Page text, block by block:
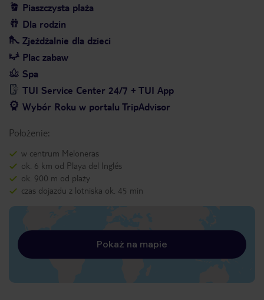
Piaszczysta plaża
Dla rodzin
Zjeżdżalnie dla dzieci
Plac zabaw
Spa
TUI Service Center 24/7 + TUI App
Wybór Roku w portalu TripAdvisor
Położenie:
w centrum Meloneras
ok. 6 km od Playa del Inglés
ok. 900 m od plaży
czas dojazdu z lotniska ok. 45 min
Pokaż na mapie